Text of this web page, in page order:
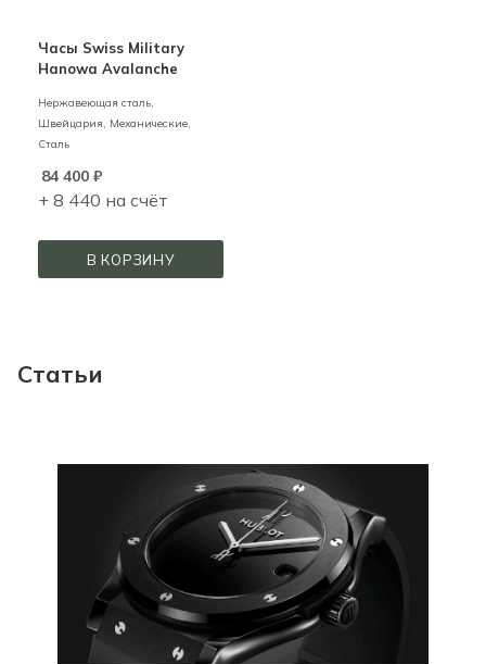
Часы Swiss Military
Hanowa Avalanche
Нержавеющая сталь,
Швейцария, Механические,
Сталь
84 400 ₽
+ 8 440 на счёт
В КОРЗИНУ
Статьи